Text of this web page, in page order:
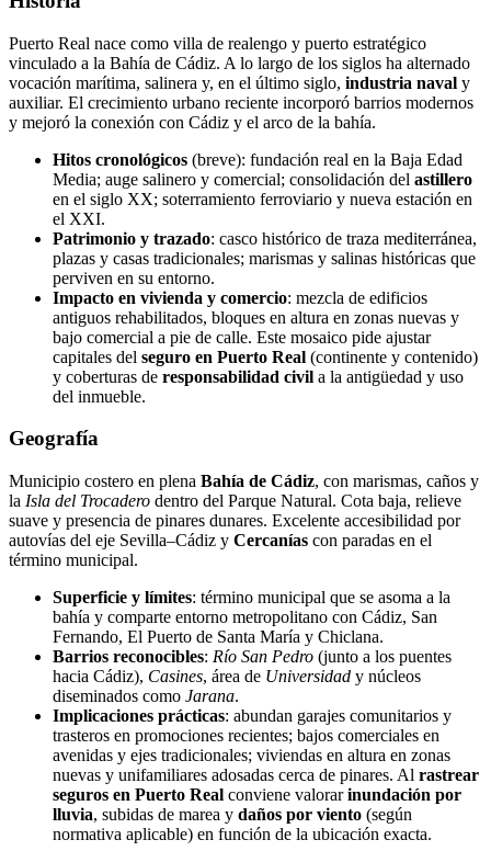
Puerto Real nace como villa de realengo y puerto estratégico
vinculado a la Bahía de Cádiz. A lo largo de los siglos ha alternado
vocación marítima, salinera y, en el último siglo, industria naval y
auxiliar. El crecimiento urbano reciente incorporó barrios modernos
y mejoró la conexión con Cádiz y el arco de la bahía.
Hitos cronológicos (breve): fundación real en la Baja Edad
Media; auge salinero y comercial; consolidación del astillero
en el siglo XX; soterramiento ferroviario y nueva estación en
el XXI.
Patrimonio y trazado: casco histórico de traza mediterránea,
plazas y casas tradicionales; marismas y salinas históricas que
perviven en su entorno.
Impacto en vivienda y comercio: mezcla de edificios
antiguos rehabilitados, bloques en altura en zonas nuevas y
bajo comercial a pie de calle. Este mosaico pide ajustar
capitales del seguro en Puerto Real (continente y contenido)
y coberturas de responsabilidad civil a la antigüedad y uso
del inmueble.
Geografía
Municipio costero en plena Bahía de Cádiz, con marismas, caños y
la Isla del Trocadero dentro del Parque Natural. Cota baja, relieve
suave y presencia de pinares dunares. Excelente accesibilidad por
autovías del eje Sevilla–Cádiz y Cercanías con paradas en el
término municipal.
Superficie y límites: término municipal que se asoma a la
bahía y comparte entorno metropolitano con Cádiz, San
Fernando, El Puerto de Santa María y Chiclana.
Barrios reconocibles: Río San Pedro (junto a los puentes
hacia Cádiz), Casines, área de Universidad y núcleos
diseminados como Jarana.
Implicaciones prácticas: abundan garajes comunitarios y
trasteros en promociones recientes; bajos comerciales en
avenidas y ejes tradicionales; viviendas en altura en zonas
nuevas y unifamiliares adosadas cerca de pinares. Al rastrear
seguros en Puerto Real conviene valorarinundación por
lluvia, subidas de marea y daños por viento (según
normativa aplicable) en función de la ubicación exacta.